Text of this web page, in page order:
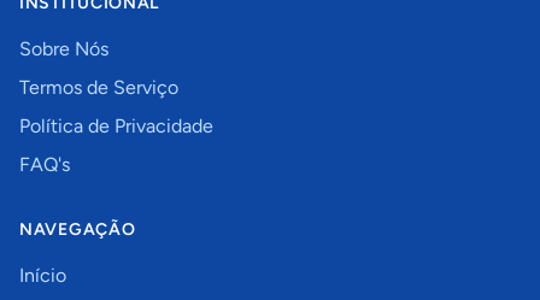
Sobre Nós
Termos de Serviço
Política de Privacidade
FAQ's
NAVEGAÇÃO
Início